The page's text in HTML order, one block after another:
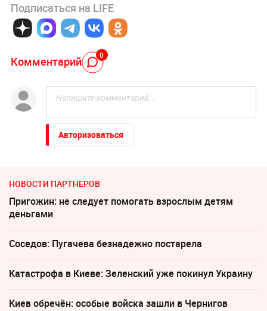
Подписаться на LIFE
Комментарий 0
Авторизоваться
НОВОСТИ ПАРТНЕРОВ
Пригожин: не следует помогать взрослым детям
деньгами
Соседов: Пугачева безнадежно постарела
Катастрофа в Киеве: Зеленский уже покинул Украину
Киев обречён: особые войска зашли в Чернигов